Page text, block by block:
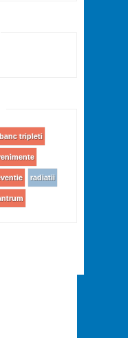
banc tripleti
radiatii